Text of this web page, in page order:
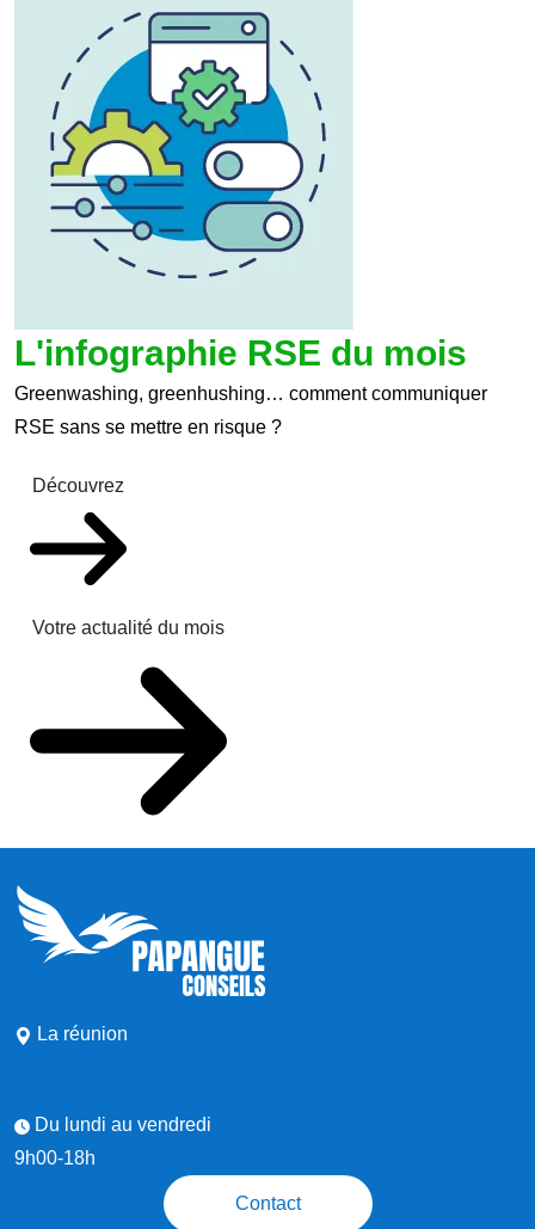
L'infographie RSE du mois
Greenwashing, greenhushing… comment communiquer
RSE sans se mettre en risque ?
Découvrez
Votre actualité du mois
La réunion
Du lundi au vendredi
9h00-18h
Contact